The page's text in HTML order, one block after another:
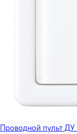
Проводной пульт